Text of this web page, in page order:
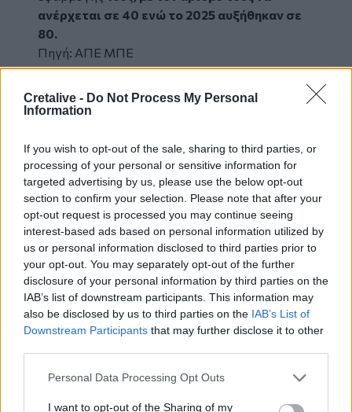
Cretalive - Do Not Process My Personal
Information
If you wish to opt-out of the sale, sharing to third parties, or
processing of your personal or sensitive information for
targeted advertising by us, please use the below opt-out
section to confirm your selection. Please note that after your
opt-out request is processed you may continue seeing
interest-based ads based on personal information utilized by
us or personal information disclosed to third parties prior to
your opt-out. You may separately opt-out of the further
disclosure of your personal information by third parties on the
IAB’s list of downstream participants. This information may
also be disclosed by us to third parties on the IAB’s List of
Downstream Participants that may further disclose it to other
Personal Data Processing Opt Outs
I want to opt-out of the Sharing of my
ανέρχεται σε 40 ενώ το 2025 αυξήθηκαν σε
80.
Πηγή: ΑΠΕ ΜΠΕ
Μεταναστευτικές ροές: νέα επιχείρηση
διάσωσης για 46 μετανάστες
ΚΑΠΗ Αρκαλοχωρίου
Τροχαία Χανίων: μειώθηκαν τα τροχαία
ατυχήματα κατά 61,9% το πρώτο τετράμηνο του
2026
Ακολουθήστε το Cretalive στοGoogle News και
στοFacebook
Κάντε εγγραφή στο κανάλι μας στοYouTube